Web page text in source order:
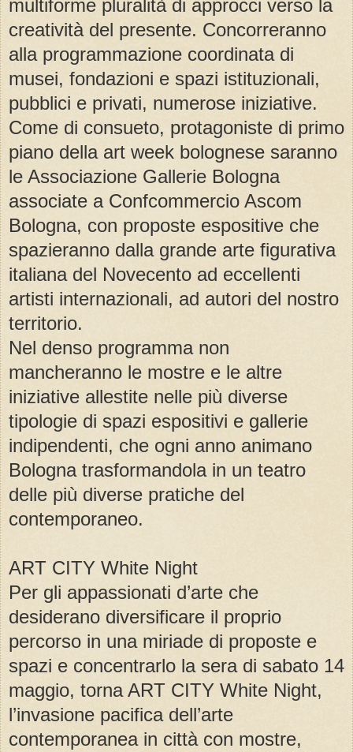
multiforme pluralità di approcci verso la
creatività del presente. Concorreranno
alla programmazione coordinata di
musei, fondazioni e spazi istituzionali,
pubblici e privati, numerose iniziative.
Come di consueto, protagoniste di primo
piano della art week bolognese saranno
le Associazione Gallerie Bologna
associate a Confcommercio Ascom
Bologna, con proposte espositive che
spazieranno dalla grande arte figurativa
italiana del Novecento ad eccellenti
artisti internazionali, ad autori del nostro
territorio.
Nel denso programma non
mancheranno le mostre e le altre
iniziative allestite nelle più diverse
tipologie di spazi espositivi e gallerie
indipendenti, che ogni anno animano
Bologna trasformandola in un teatro
delle più diverse pratiche del
contemporaneo.
ART CITY White Night
Per gli appassionati d’arte che
desiderano diversificare il proprio
percorso in una miriade di proposte e
spazi e concentrarlo la sera di sabato 14
maggio, torna ART CITY White Night,
l’invasione pacifica dell’arte
contemporanea in città con mostre,